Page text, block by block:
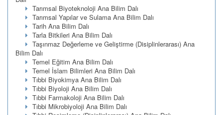
Tarımsal Biyoteknoloji Ana Bilim Dalı
Tarımsal Yapılar ve Sulama Ana Bilim Dalı
Tarih Ana Bilim Dalı
Tarla Bitkileri Ana Bilim Dalı
Taşınmaz Değerleme ve Geliştirme (Disiplinlerarası) Ana
Bilim Dalı
Temel Eğitim Ana Bilim Dalı
Temel İslam Bilimleri Ana Bilim Dalı
Tıbbi Biyokimya Ana Bilim Dalı
Tıbbi Biyoloji Ana Bilim Dalı
Tıbbi Farmakoloji Ana Bilim Dalı
Tıbbi Mikrobiyoloji Ana Bilim Dalı